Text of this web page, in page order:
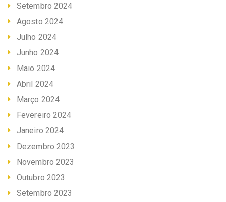
Setembro 2024
Agosto 2024
Julho 2024
Junho 2024
Maio 2024
Abril 2024
Março 2024
Fevereiro 2024
Janeiro 2024
Dezembro 2023
Novembro 2023
Outubro 2023
Setembro 2023